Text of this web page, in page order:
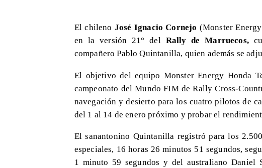
El chileno José Ignacio Cornejo (Monster
en la versión 21° del Rally de Marruecos,
compañero Pablo Quintanilla, quien además se
El objetivo del equipo Monster Energy Honda
campeonato del Mundo FIM de Rally Cross-
navegación y desierto para los cuatro pilotos de
del 1 al 14 de enero próximo y probar el
El sanantonino Quintanilla registró para los
especiales, 16 horas 26 minutos 51 segundos,
1 minuto 59 segundos y del australiano Daniel